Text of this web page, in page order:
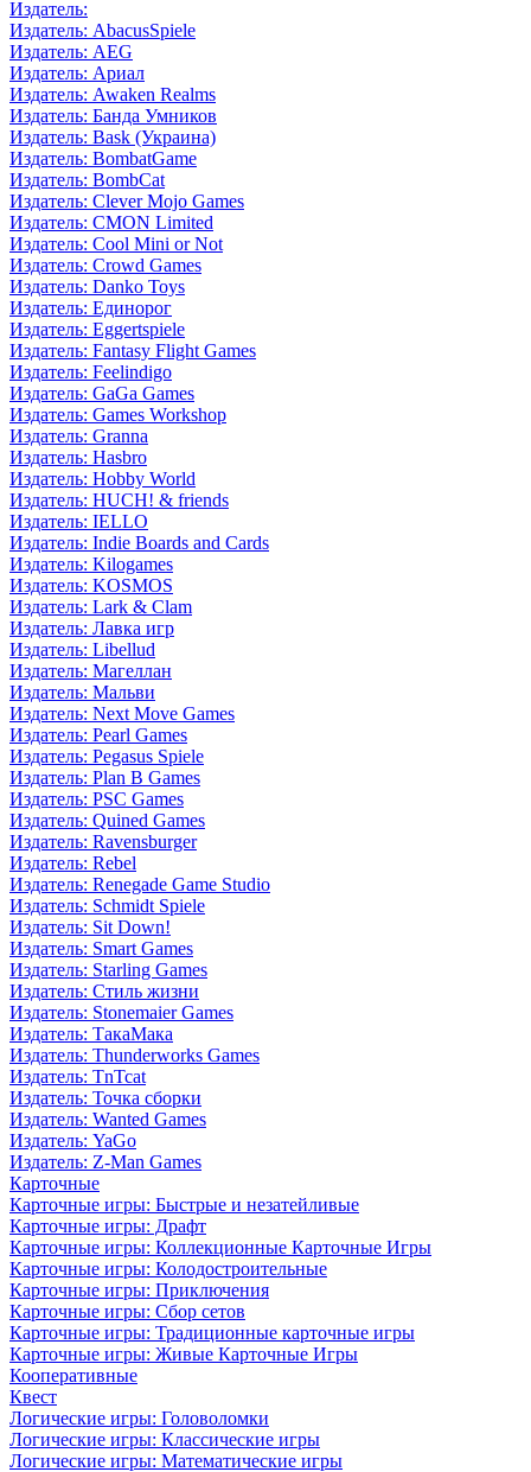
Издатель:
Издатель: AbacusSpiele
Издатель: AEG
Издатель: Ариал
Издатель: Awaken Realms
Издатель: Банда Умников
Издатель: Bask (Украина)
Издатель: BombatGame
Издатель: BombCat
Издатель: Clever Mojo Games
Издатель: CMON Limited
Издатель: Cool Mini or Not
Издатель: Crowd Games
Издатель: Danko Toys
Издатель: Единорог
Издатель: Eggertspiele
Издатель: Fantasy Flight Games
Издатель: Feelindigo
Издатель: GaGa Games
Издатель: Games Workshop
Издатель: Granna
Издатель: Hasbro
Издатель: Hobby World
Издатель: HUCH! & friends
Издатель: IELLO
Издатель: Indie Boards and Cards
Издатель: Kilogames
Издатель: KOSMOS
Издатель: Lark & Clam
Издатель: Лавка игр
Издатель: Libellud
Издатель: Магеллан
Издатель: Мальви
Издатель: Next Move Games
Издатель: Pearl Games
Издатель: Pegasus Spiele
Издатель: Plan B Games
Издатель: PSC Games
Издатель: Quined Games
Издатель: Ravensburger
Издатель: Rebel
Издатель: Renegade Game Studio
Издатель: Schmidt Spiele
Издатель: Sit Down!
Издатель: Smart Games
Издатель: Starling Games
Издатель: Стиль жизни
Издатель: Stonemaier Games
Издатель: ТакаМака
Издатель: Thunderworks Games
Издатель: TnTcat
Издатель: Точка сборки
Издатель: Wanted Games
Издатель: YaGo
Издатель: Z-Man Games
Карточные
Карточные игры: Быстрые и незатейливые
Карточные игры: Драфт
Карточные игры: Коллекционные Карточные Игры
Карточные игры: Колодостроительные
Карточные игры: Приключения
Карточные игры: Сбор сетов
Карточные игры: Традиционные карточные игры
Карточные игры: Живые Карточные Игры
Кооперативные
Квест
Логические игры: Головоломки
Логические игры: Классические игры
Логические игры: Математические игры